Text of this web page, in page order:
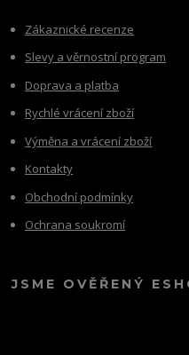
Zákaznické recenze
Slevy a věrnostní program
Doprava a platba
Rychlé vrácení zboží
Výměna a vrácení zboží
Kontakty
Obchodní podmínky
Ochrana soukromí
JSME OVĚŘENÝ